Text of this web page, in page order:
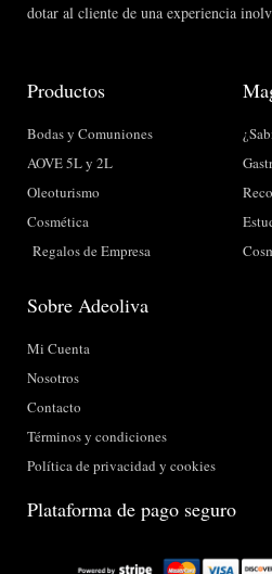
dotar al cliente de una experiencia
Productos
Bodas y Comuniones
AOVE 5L y 2L
Oleoturismo
Cosmética
Regalos de Empresa
Sobre Adeoliva
Mi Cuenta
Nosotros
Contacto
Términos y condiciones
Política de privacidad y cookies
Plataforma de pago seguro